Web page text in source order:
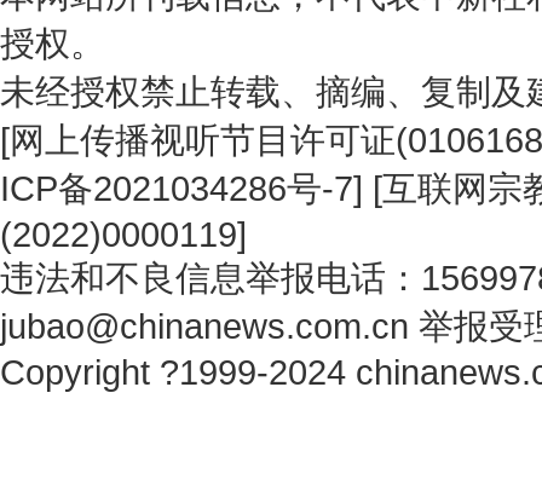
授权。
未经授权禁止转载、摘编、复制
[网上传播视听节目许可证
ICP备2021034286号-7] [互联网宗
(2022)0000119]
违法和不良信息举报电话：
jubao@chinanews.com.cn 举报受
Copyright ?1999-2024